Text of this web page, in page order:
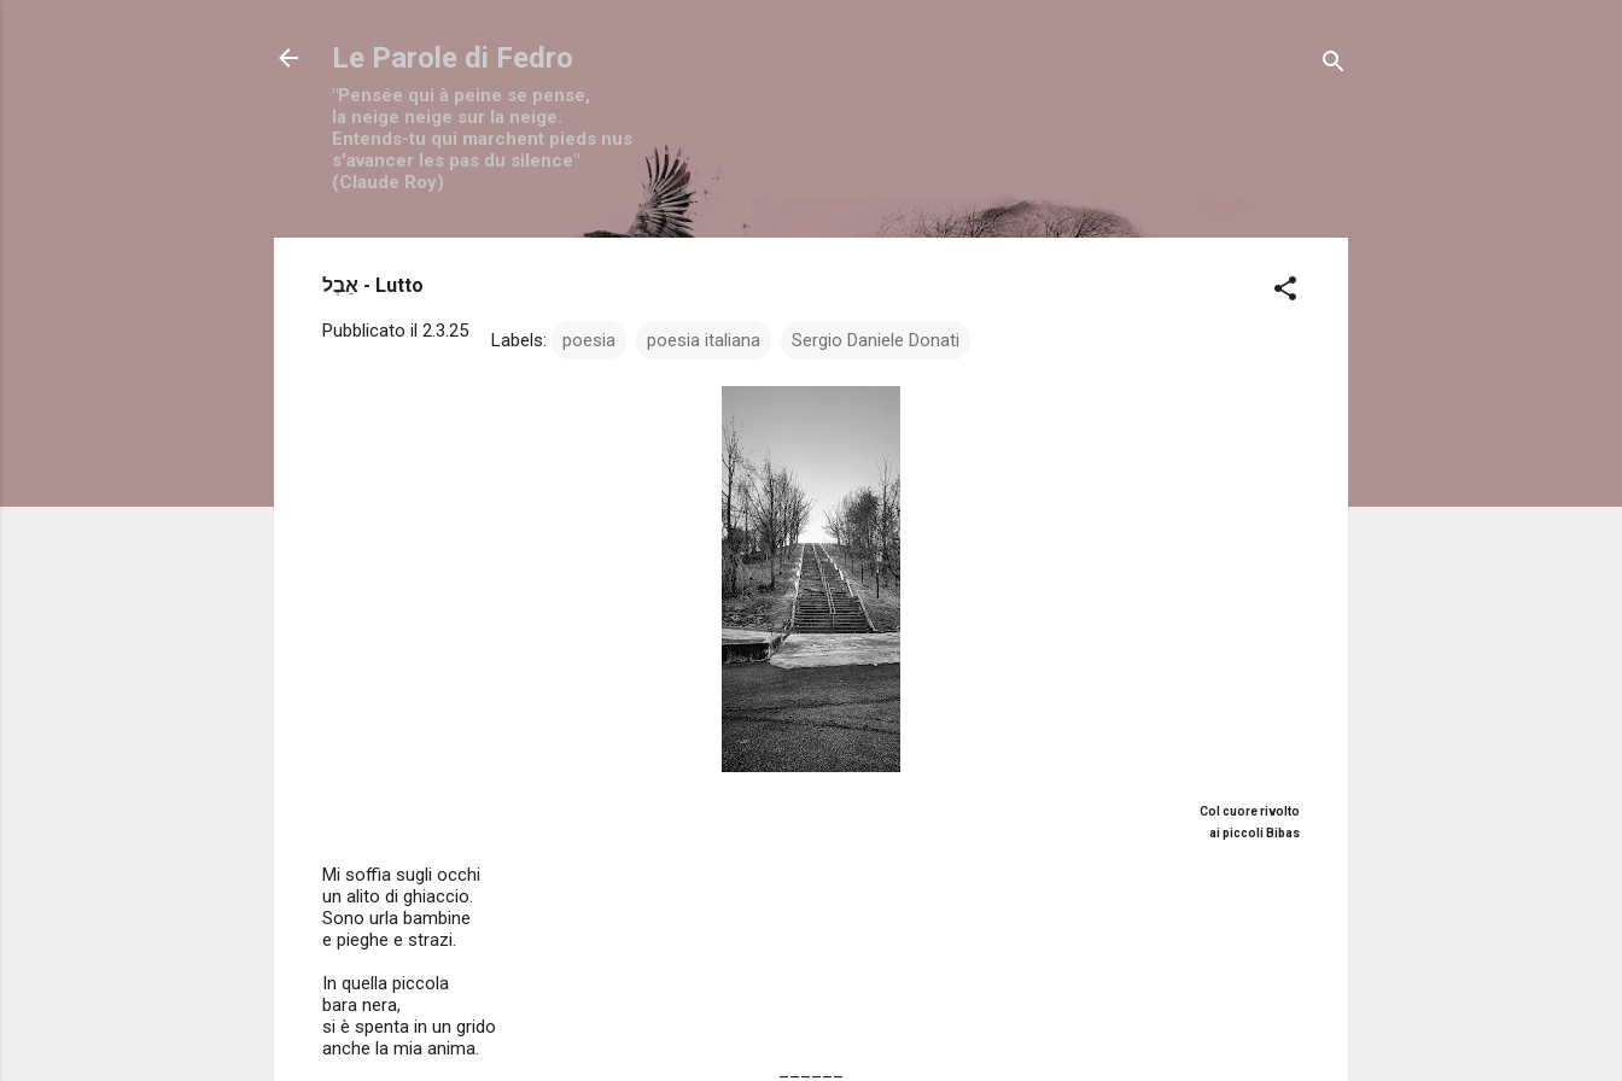
Le Parole di Fedro
"Pensée qui à peine se pense,
la neige neige sur la neige.
Entends-tu qui marchent pieds nus
s'avancer les pas du silence"
(Claude Roy)
אֵבֶל - Lutto
Pubblicato il 2.3.25 Labels: poesia poesia italiana Sergio Daniele Donati
Col cuore rivolto
ai piccoli Bibas
Mi soffia sugli occhi
un alito di ghiaccio.
Sono urla bambine
e pieghe e strazi.
In quella piccola
bara nera,
si è spenta in un grido
anche la mia anima.